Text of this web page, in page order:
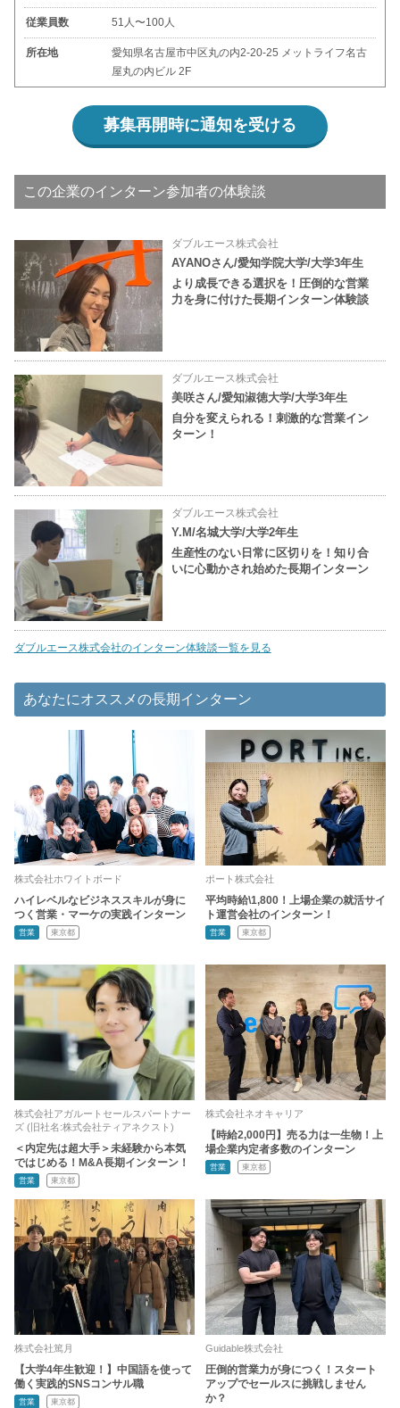
従業員数 51人〜100人
所在地
愛知県名古屋市中区丸の内2-20-25 メットライフ名古
屋丸の内ビル 2F
募集再開時に通知を受ける
この企業のインターン参加者の体験談
ダブルエース株式会社
AYANOさん/愛知学院大学/大学3年生
より成長できる選択を！圧倒的な営業
力を身に付けた長期インターン体験談
ダブルエース株式会社
美咲さん/愛知淑徳大学/大学3年生
自分を変えられる！刺激的な営業イン
ターン！
ダブルエース株式会社
Y.M/名城大学/大学2年生
生産性のない日常に区切りを！知り合
いに心動かされ始めた長期インターン
ダブルエース株式会社のインターン体験談一覧を見る
あなたにオススメの長期インターン
株式会社ホワイトボード
ハイレベルなビジネススキルが身に
つく営業・マーケの実践インターン
営業 東京都
ポート株式会社
平均時給\1,800！上場企業の就活サイ
ト運営会社のインターン！
営業 東京都
株式会社アガルートセールスパートナー
ズ (旧社名:株式会社ティアネクスト)
＜内定先は超大手＞未経験から本気
ではじめる！M&A長期インターン！
営業 東京都
株式会社ネオキャリア
【時給2,000円】売る力は一生物！上
場企業内定者多数のインターン
営業 東京都
株式会社篤月
【大学4年生歓迎！】中国語を使って
働く実践的SNSコンサル職
営業 東京都
Guidable株式会社
圧倒的営業力が身につく！スタート
アップでセールスに挑戦しません
か？